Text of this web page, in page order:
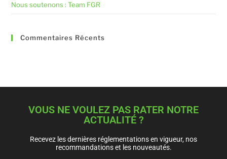
Nous soutenons : Team FGR
Commentaires Récents
VOUS NE VOULEZ PAS RATER NOTRE
ACTUALITÉ ?
Recevez les dernières réglementations en vigueur, nos
recommandations et les nouveautés.